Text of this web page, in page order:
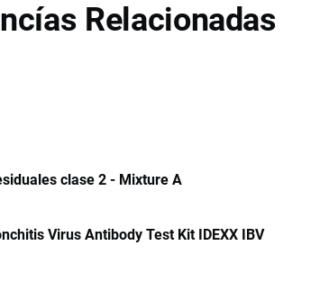
Relacionadas
clase 2 - Mixture A
Virus Antibody Test Kit IDEXX IBV